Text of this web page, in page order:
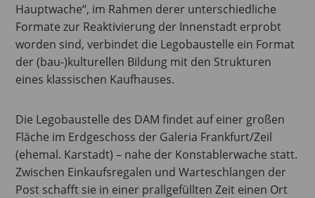
Hauptwache“, im Rahmen derer unterschiedliche
Formate zur Reaktivierung der Innenstadt erprobt
worden sind, verbindet die Legobaustelle ein Format
der (bau-)kulturellen Bildung mit den Strukturen
eines klassischen Kaufhauses.
Die Legobaustelle des DAM findet auf einer großen
Fläche im Erdgeschoss der Galeria Frankfurt/Zeil
(ehemal. Karstadt) – nahe der Konstablerwache statt.
Zwischen Einkaufsregalen und Warteschlangen der
Post schafft sie in einer prallgefüllten Zeit einen Ort